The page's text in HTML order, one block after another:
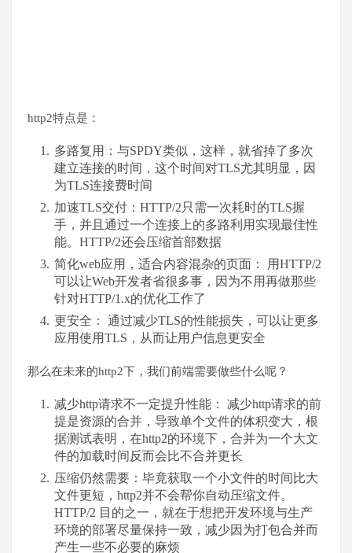
http2特点是：
多路复用：与SPDY类似，这样，就省掉了多次
建立连接的时间，这个时间对TLS尤其明显，因
为TLS连接费时间
加速TLS交付：HTTP/2只需一次耗时的TLS握
手，并且通过一个连接上的多路利用实现最佳性
能。HTTP/2还会压缩首部数据
简化web应用，适合内容混杂的页面： 用HTTP/2
可以让Web开发者省很多事，因为不用再做那些
针对HTTP/1.x的优化工作了
更安全： 通过减少TLS的性能损失，可以让更多
应用使用TLS，从而让用户信息更安全
那么在未来的http2下，我们前端需要做些什么呢？
减少http请求不一定提升性能： 减少http请求的前
提是资源的合并，导致单个文件的体积变大，根
据测试表明，在http2的环境下，合并为一个大文
件的加载时间反而会比不合并更长
压缩仍然需要：毕竟获取一个小文件的时间比大
文件更短，http2并不会帮你自动压缩文件。
HTTP/2 目的之一，就在于想把开发环境与生产
环境的部署尽量保持一致，减少因为打包合并而
产生一些不必要的麻烦